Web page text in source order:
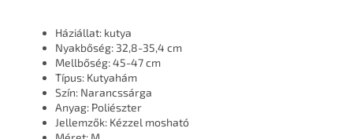
Háziállat: kutya
Nyakbőség: 32,8-35,4 cm
Mellbőség: 45-47 cm
Típus: Kutyahám
Szín: Narancssárga
Anyag: Poliészter
Jellemzők: Kézzel mosható